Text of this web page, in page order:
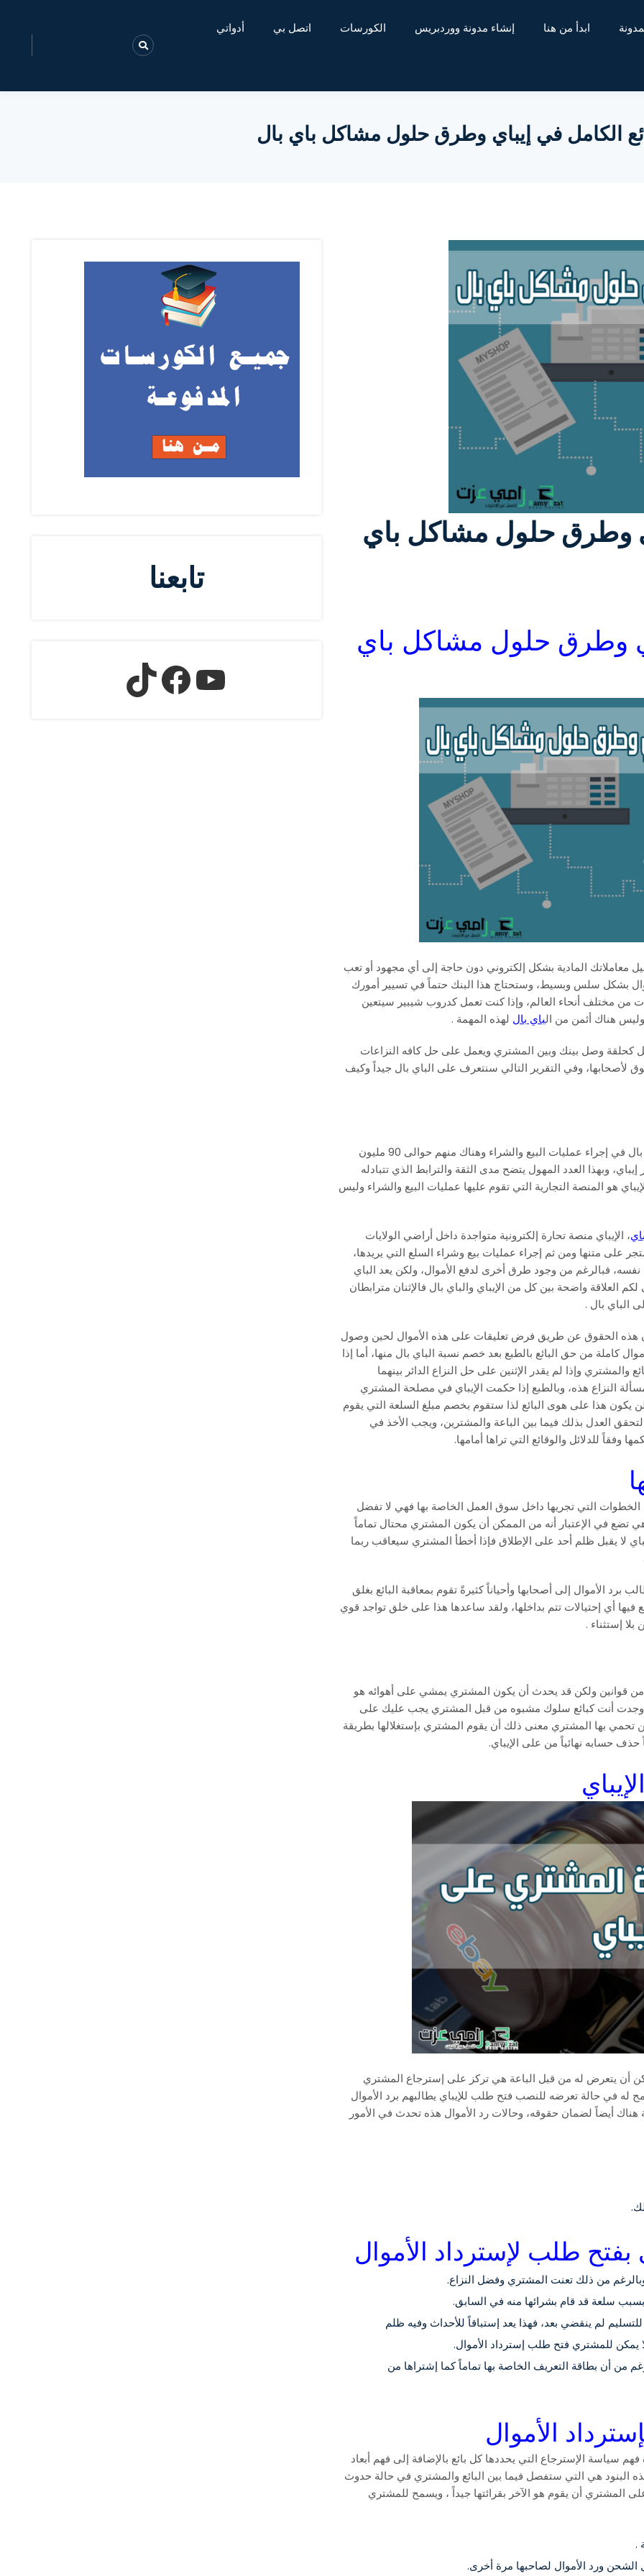
ابدأ من هنا إنشاء مدونة ووردبريس الكورسات اتصل بي أدواتي
الكامل في إيباي وطرق حلول مشاكل باي بال
وطرق حلول مشاكل باي
وطرق حلول مشاكل باي
معاملاتك المادية بشكل إلكتروني دون حاجة إلى أي مجهود أو تعب
بشكل سلس وبسيط، وستحتاج هذا البنك حتماً في تسيير أمورك
من مختلف أنحاء العالم، وإذا كنت تعمل كدروب شيبير سيتعين
هناك أئمن من الباي بال لهذه المهمة .
كحلقة وصل بينك وبين المشتري ويعمل على حل كافه النزاعات
لأصحابها، وفي التقرير التالي سنتعرف على الباي بال جيداً وكيف
حول العالم يوجد ما يقارب من 179 مليون شخص يستخدمون الباي بال في إجراء عمليات البيع والشراء وهناك منهم حوالى 90 مليون
وبهذا العدد المهول يتضح مدى الثقة والترابط الذي تتبادله
هو المنصة التجارية التي تقوم عليها عمليات البيع والشراء وليس
، الإيباي منصة تحارة إلكترونية متواجدة داخل أراضي الولايات
على متنها ومن ثم إجراء عمليات بيع وشراء السلع التي يريدها،
فبالرغم من وجود طرق أخرى لدفع الأموال، ولكن يعد الباي
العلاقة واضحة بين كل من الإيباي والباي بال فالإثنان مترابطان
الباي بال .
هذه الحقوق عن طريق فرض تعليقات على هذه الأموال لحين وصول
من حق البائع بالطبع بعد خصم نسبة الباي بال منها، أما إذا
وإذا لم يقدر الإثنين على حل النزاع الدائر بينهما
النزاع هذه، وبالطبع إذا حكمت الإيباي في مصلحة المشتري
يكون هذا على هوى البائع لذا ستقوم بخصم مبلغ السلعة التي يقوم
العدل بذلك فيما بين الباعة والمشترين، ويجب الأخذ في
وفقاً للدلائل والوقائع التي تراها أمامها.
التي تجريها داخل سوق العمل الخاصة بها فهي لا تفضل
تضع في الإعتبار أنه من الممكن أن يكون المشتري محتال تماماً
لا يقبل ظلم أحد على الإطلاق فإذا أخطأ المشتري سيعاقب ربما
الأموال إلى أصحابها وأحياناً كثيرةً تقوم بمعاقبة البائع بغلق
أي إحتيالات تتم بداخلها، ولقد ساعدها هذا على خلق تواجد قوي
إستثناء .
قوانين ولكن قد يحدث أن يكون المشتري يمشي على أهوائه هو
وجدت أنت كبائع سلوك مشبوه من قبل المشتري يجب عليك على
تحمي بها المشتري معنى ذلك أن يقوم المشتري بإستغلالها بطريقة
حذف حسابه نهائياً من على الإيباي.
أن يتعرض له من قبل الباعة هي تركز على إسترجاع المشتري
له في حالة تعرضه للنصب فتح طلب للإيباي يطالبهم برد الأموال
أيضاً لضمان حقوقه، وحالات رد الأموال هذه تحدث في الأمور
طلب لإسترداد الأموال
من ذلك تعنت المشتري وفضل النزاع.
بسبب سلعة قد قام بشرائها منه في السابق.
لم ينقضي بعد، فهذا يعد إستباقاً للأحداث وفيه ظلم
يمكن للمشتري فتح طلب إسترداد الأموال.
من أن بطاقة التعريف الخاصة بها تماماً كما إشتراها من
الأموال
سياسة الإسترجاع التي يحددها كل بائع بالإضافة إلى فهم أبعاد
البنود هي التي ستفصل فيما بين البائع والمشتري في حالة حدوث
المشتري أن يقوم هو الآخر بقرائتها جيداً ، ويسمح للمشتري
.
الشحن ورد الأموال لصاحبها مرة أخرى.
تابعنا